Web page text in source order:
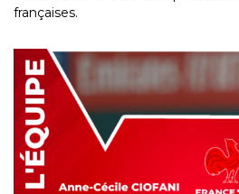
françaises.